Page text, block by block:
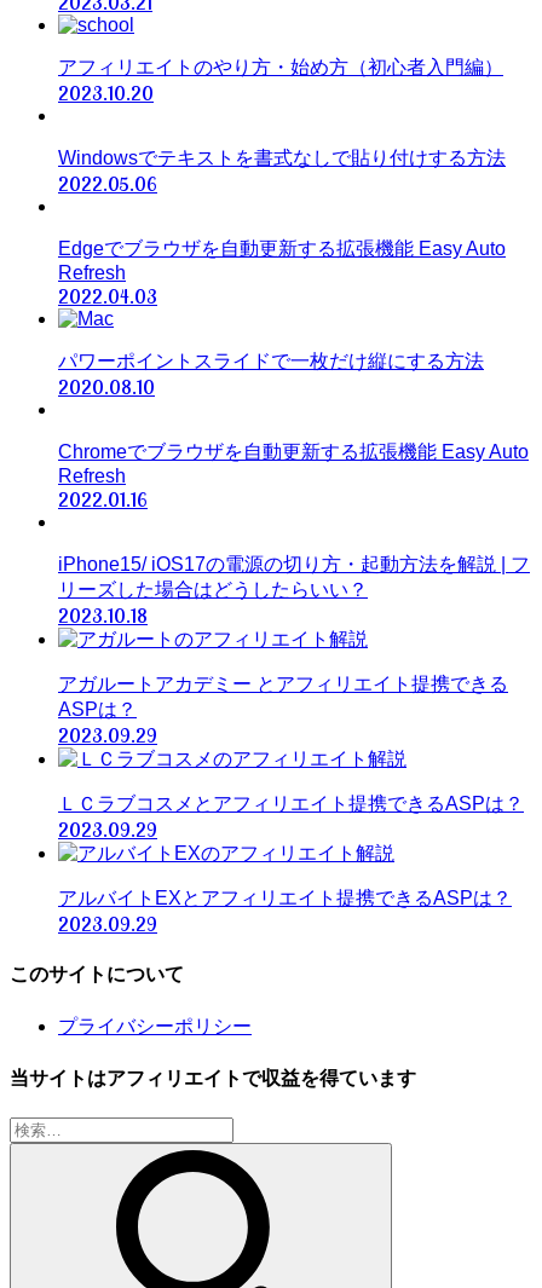
アフィリエイトのやり方・始め方（初心者入門編）
2023.10.20
Windowsでテキストを書式なしで貼り付けする方法
2022.05.06
Edgeでブラウザを自動更新する拡張機能 Easy Auto
Refresh
2022.04.03
パワーポイントスライドで一枚だけ縦にする方法
2020.08.10
Chromeでブラウザを自動更新する拡張機能 Easy Auto
Refresh
2022.01.16
iPhone15/ iOS17の電源の切り方・起動方法を解説 | フ
リーズした場合はどうしたらいい？
2023.10.18
アガルートアカデミー とアフィリエイト提携できる
ASPは？
2023.09.29
ＬＣラブコスメとアフィリエイト提携できるASPは？
2023.09.29
アルバイトEXとアフィリエイト提携できるASPは？
2023.09.29
このサイトについて
プライバシーポリシー
当サイトはアフィリエイトで収益を得ています
検
索: